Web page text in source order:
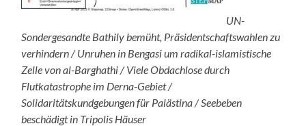
UN-
Sondergesandte Bathily bemüht, Präsidentschaftswahlen zu
verhindern / Unruhen in Bengasi um radikal-islamistische
Zelle von al-Barghathi / Viele Obdachlose durch
Flutkatastrophe im Derna-Gebiet /
Solidaritätskundgebungen für Palästina / Seebeben
beschädigt in Tripolis Häuser